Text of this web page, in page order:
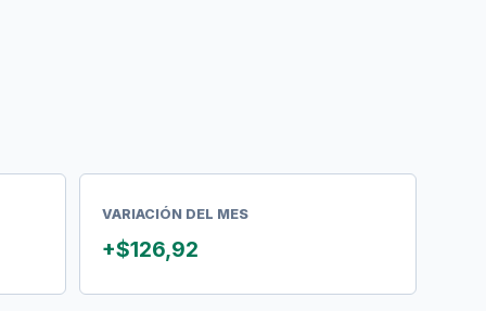
VARIACIÓN DEL MES
+$126,92